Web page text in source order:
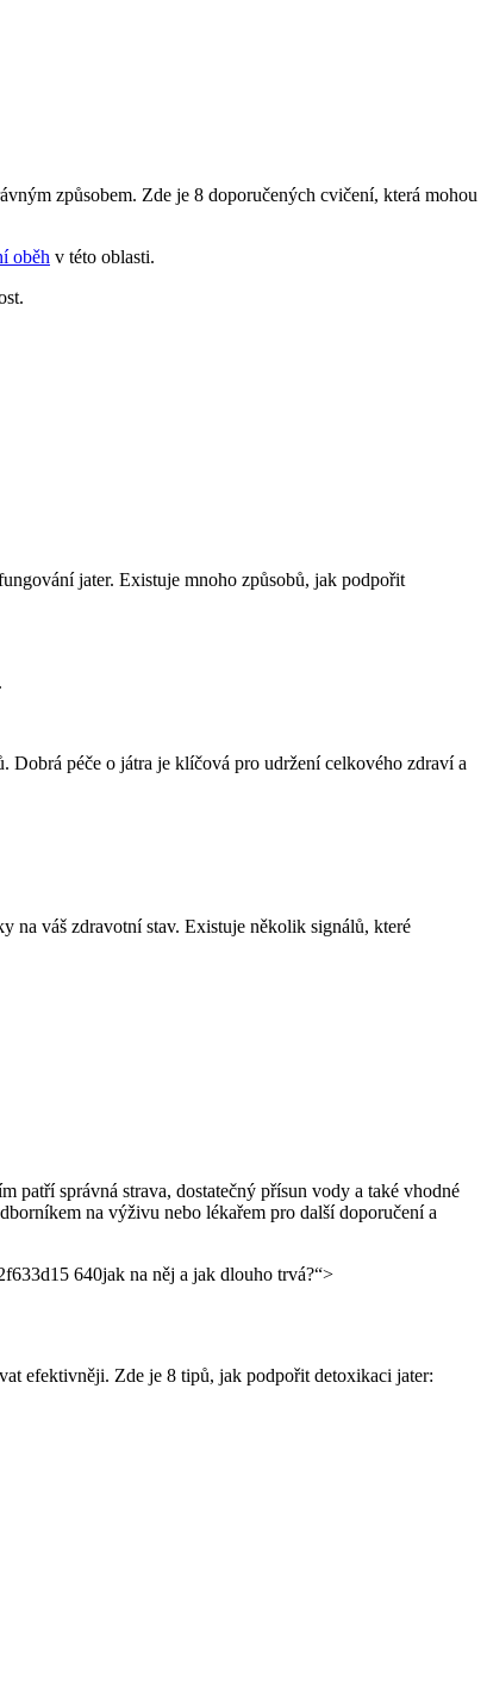
způsobem. Zde je ⁣8 doporučených‍ cvičení, která mohou
oběh v této oblasti.
⁣jater. Existuje mnoho způsobů, ‌jak podpořit
Dobrá péče o játra⁢ je klíčová pro udržení celkového ‍zdraví a
na ⁣váš zdravotní stav. Existuje několik signálů, které
patří správná strava, ​dostatečný přísun vody ⁣a také ‌vhodné
na výživu nebo lékařem pro ​další⁤ doporučení a
jak na něj a jak dlouho trvá?“>
efektivněji.‍ Zde je 8 ​tipů, jak⁤ podpořit detoxikaci jater: